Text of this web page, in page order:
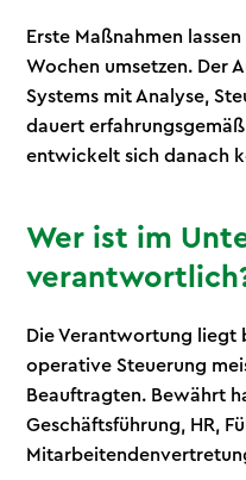
Erste Maßnahmen
Wochen umsetzen. Der
Systems mit Analyse,
dauert
entwickelt sich danach
Wer ist im
Die Verantwortung liegt
operative Steuerung
Beauftragten. Bewährt
Geschäftsführung, HR,